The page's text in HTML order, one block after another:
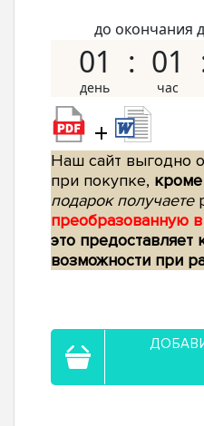
до окончания
01 01
+
Наш сайт выгодно
при покупке,
подарок получаете
преобразованную
это предоставляет
возможности при